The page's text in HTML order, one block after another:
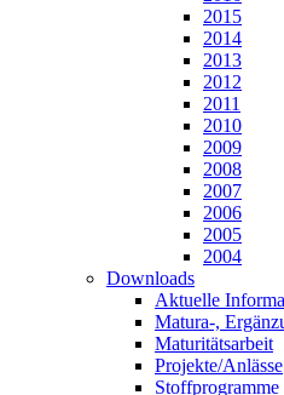
2015
2014
2013
2012
2011
2010
2009
2008
2007
2006
2005
2004
Downloads
Aktuelle
Matura-,
Maturitätsarbeit
Projekte/Anlässe
Stoffprogramme